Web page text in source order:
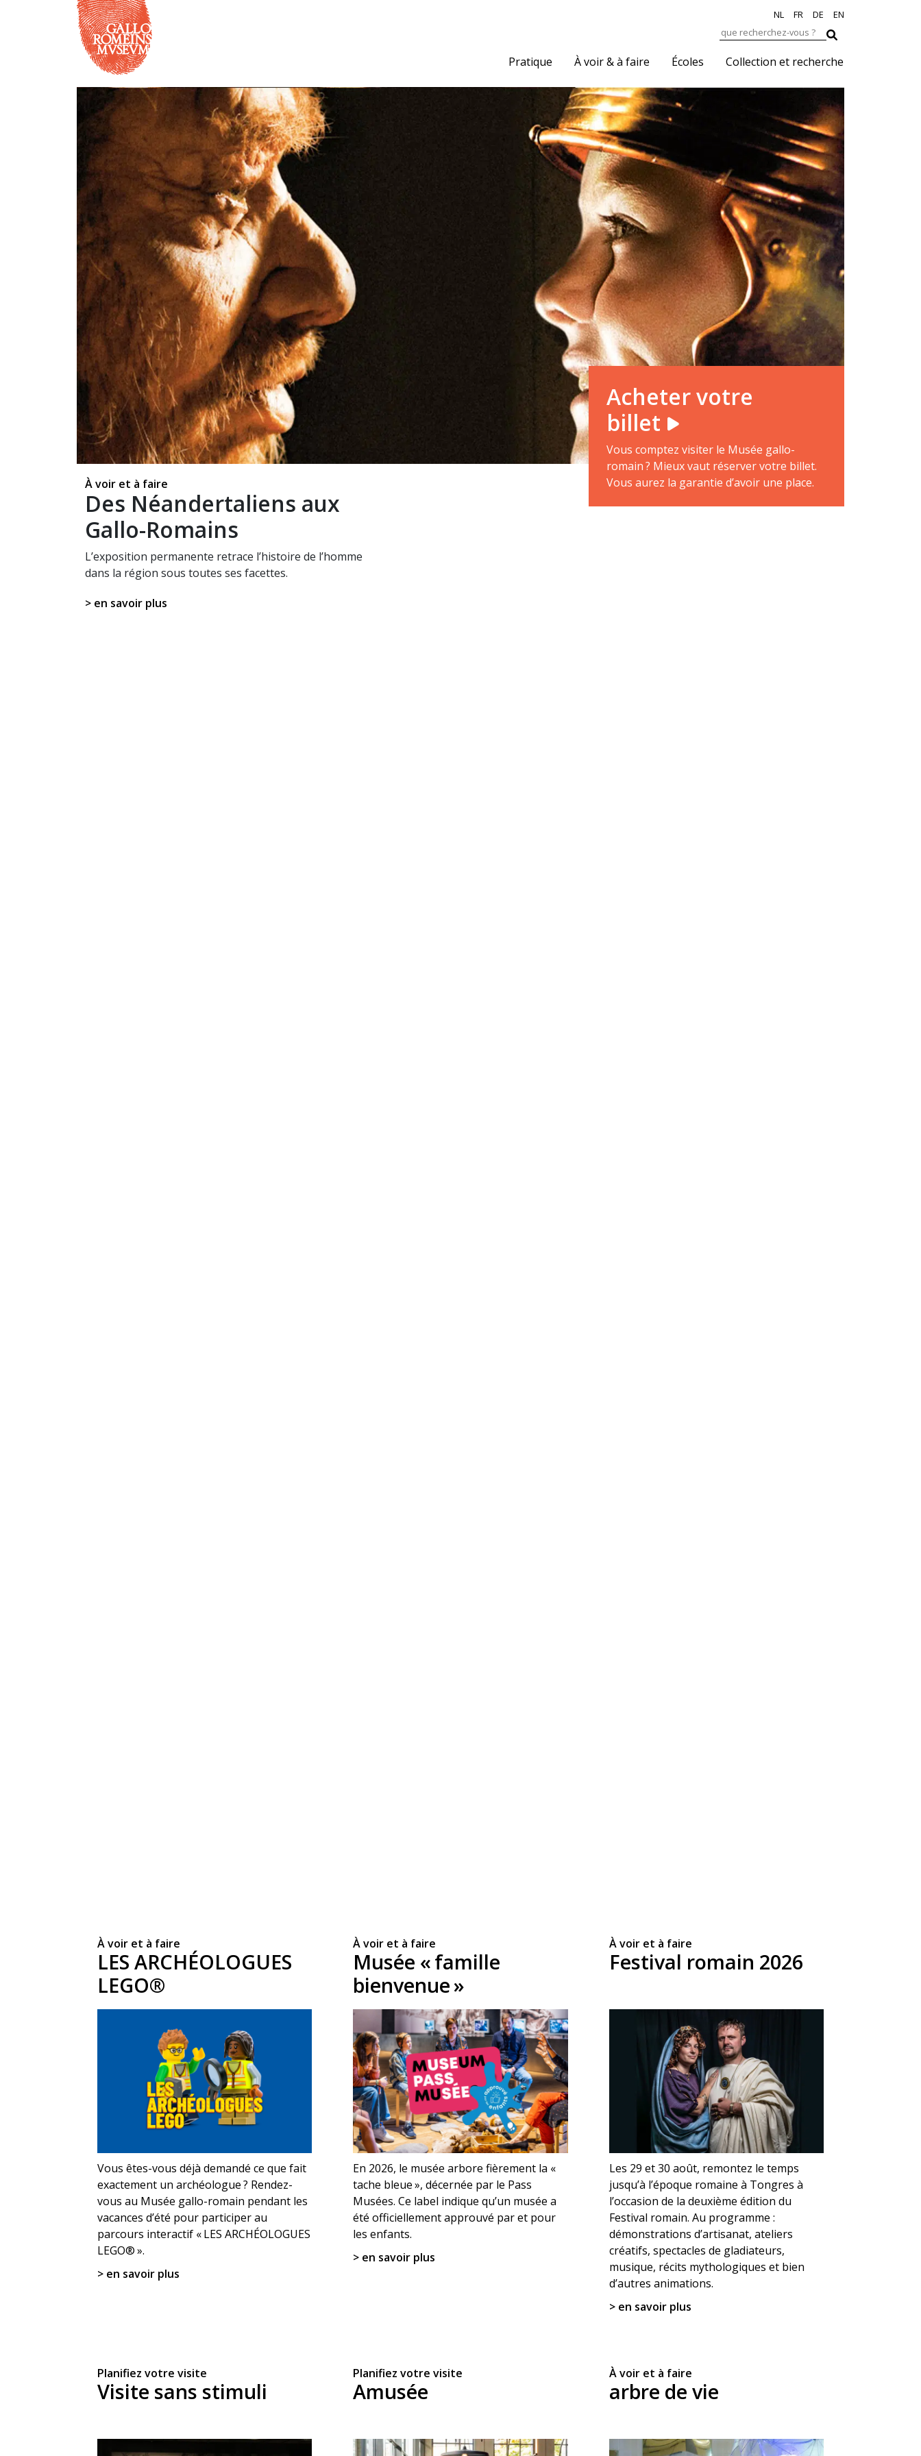
Pratique À voir & à faire Écoles Collection et recherche
NL FR DE EN
À voir et à faire
Des Néandertaliens aux
Gallo-Romains
L’exposition permanente retrace l’histoire de l’homme
dans la région sous toutes ses facettes.
> en savoir plus
Acheter votre
billet
Vous comptez visiter le Musée gallo-
romain ? Mieux vaut réserver votre billet.
Vous aurez la garantie d’avoir une place.
À voir et à faire
LES ARCHÉOLOGUES
LEGO®
Vous êtes-vous déjà demandé ce que fait
exactement un archéologue ? Rendez-
vous au Musée gallo-romain pendant les
vacances d’été pour participer au
parcours interactif « LES ARCHÉOLOGUES
LEGO® ».
> en savoir plus
À voir et à faire
Musée « famille
bienvenue »
En 2026, le musée arbore fièrement la «
tache bleue », décernée par le Pass
Musées. Ce label indique qu’un musée a
été officiellement approuvé par et pour
les enfants.
> en savoir plus
À voir et à faire
Festival romain 2026
Les 29 et 30 août, remontez le temps
jusqu’à l’époque romaine à Tongres à
l’occasion de la deuxième édition du
Festival romain. Au programme :
démonstrations d’artisanat, ateliers
créatifs, spectacles de gladiateurs,
musique, récits mythologiques et bien
d’autres animations.
> en savoir plus
Planifiez votre visite
Visite sans stimuli
Planifiez votre visite
Amusée
À voir et à faire
arbre de vie